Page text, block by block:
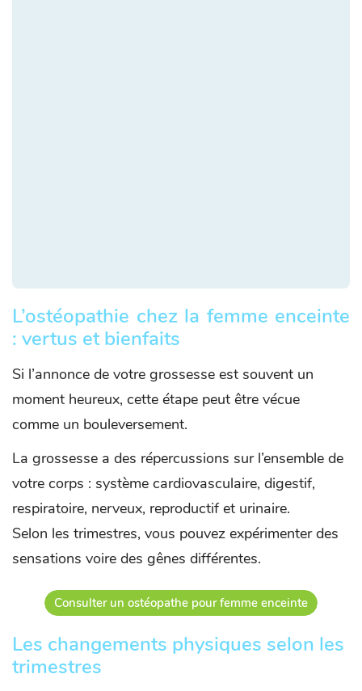
L’ostéopathie chez la femme enceinte
: vertus et bienfaits
Si l’annonce de votre grossesse est souvent un
moment heureux, cette étape peut être vécue
comme un bouleversement.
La grossesse a des répercussions sur l’ensemble de
votre corps : système cardiovasculaire, digestif,
respiratoire, nerveux, reproductif et urinaire.
Selon les trimestres, vous pouvez expérimenter des
sensations voire des gênes différentes.
Consulter un ostéopathe pour femme enceinte
Les changements physiques selon les
trimestres